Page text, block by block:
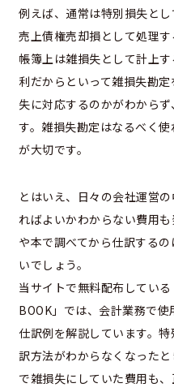
例えば、通常は特別損失とし
売上債権売却損として処理す
帳簿上は雑損失として計上
利だからといって雑損失勘
失に対応するのかがわから
す。雑損失勘定はなるべく
が大切です。
とはいえ、日々の会社運営
ればよいかわからない費用
や本で調べてから仕訳する
いでしょう。
当サイトで無料配布してい
BOOK」では、会計業務で
仕訳例を解説しています。
訳方法がわからなくなった
で雑損失にしていた費用も